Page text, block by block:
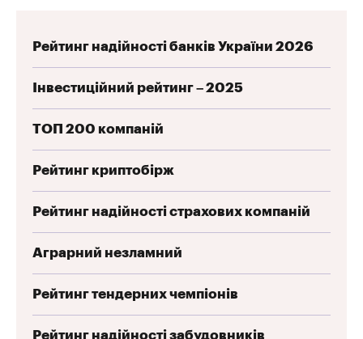
Рейтинг надійності банків України 2026
Інвестиційний рейтинг – 2025
ТОП 200 компаній
Рейтинг криптобірж
Рейтинг надійності страхових компаній
Аграрний незламний
Рейтинг тендерних чемпіонів
Рейтинг надійності забудовників